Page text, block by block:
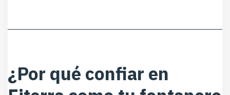
¿Por qué confiar en